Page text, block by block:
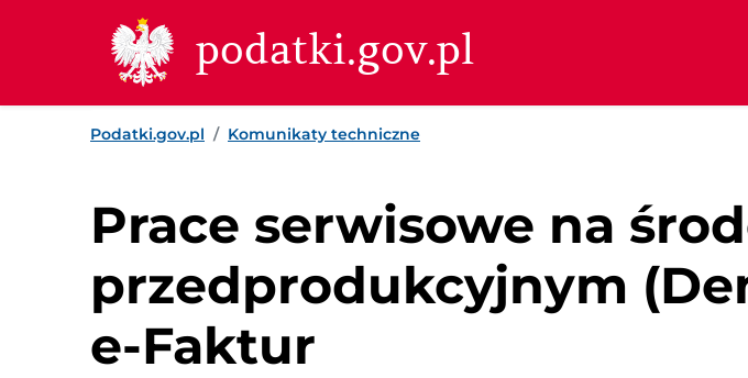
Przejdź do treści
Przejdź do wyszukiwarki
Przejdź do stopki
podatki.gov.pl
Podatki.gov.pl Komunikaty techniczne
Prace serwisowe na
przedprodukcyjnym
e-Faktur